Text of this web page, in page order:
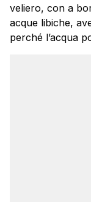
veliero, con a
acque libiche,
perché l’acqua